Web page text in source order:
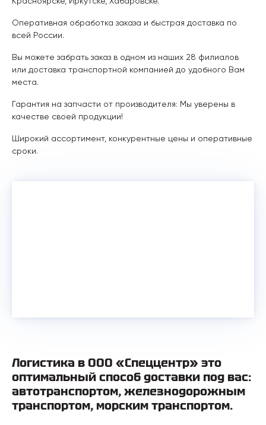
Оперативная обработка заказа и быстрая доставка по
всей России.
Вы можете забрать заказ в одном из наших 28 филиалов
или доставка транспортной компанией до удобного Вам
места.
Гарантия на запчасти от производителя: Мы уверены в
качестве своей продукции!
Широкий ассортимент, конкурентные цены и оперативные
сроки.
Логистика в ООО «Спеццентр» это
оптимальный способ доставки под вас:
автотранспортом, железнодорожным
транспортом, морским транспортом.